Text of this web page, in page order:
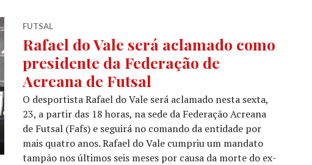
FUTSAL
Rafael do Vale será aclamado como
presidente da Federação de
Acreana de Futsal
O desportista Rafael do Vale será aclamado nesta sexta,
23, a partir das 18 horas, na sede da Federação Acreana
de Futsal (Fafs) e seguirá no comando da entidade por
mais quatro anos. Rafael do Vale cumpriu um mandato
tampão nos últimos seis meses por causa da morte do ex-